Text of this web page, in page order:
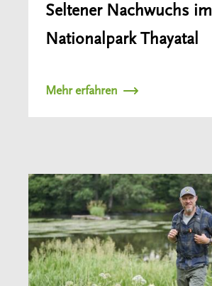
Seltener Nachwuchs im
Nationalpark Thayatal
Mehr erfahren